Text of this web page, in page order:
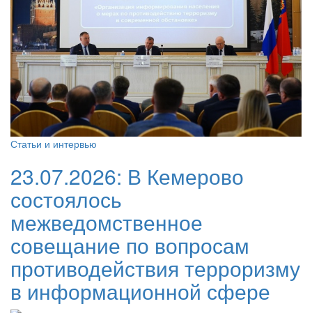
Статьи и интервью
23.07.2026: В Кемерово
состоялось
межведомственное
совещание по вопросам
противодействия терроризму
в информационной сфере